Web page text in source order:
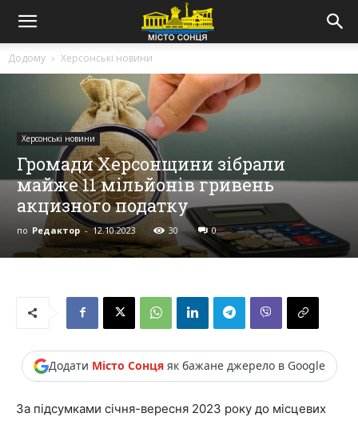
Додому Херсонські новини
Херсонські новини
Громади Херсонщини зібрали
майже 11 мільйонів гривень
акцизного податку
по Редактор - 12.10.2023 30 0
Додати Місто Сонцяяк бажане джерело в Google
За підсумками січня-вересня 2023 року до місцевих